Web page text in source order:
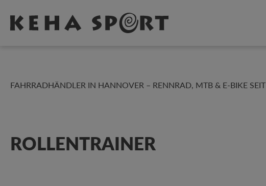
FAHRRADHÄNDLER IN HANNOVER – RENNRAD, MTB & E-BIKE
ROLLENTRAINER